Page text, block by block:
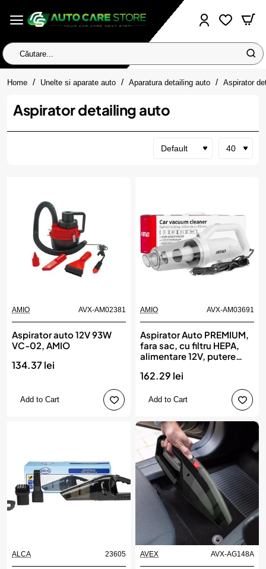
Căutare...
Home homeUnelte si aparate auto Aparatura detailing auto Aspirator
Aspirator detailing auto
AMIO AVX-AM02381
Aspirator auto 12V 93W
VC-02, AMIO
134.37 lei
Add to Cart
AMIO AVX-AM03691
Aspirator Auto PREMIUM,
fara sac, cu filtru HEPA,
alimentare 12V, putere
162.29 lei
Add to Cart
ALCA 23605 AVEX AVX-AG148A